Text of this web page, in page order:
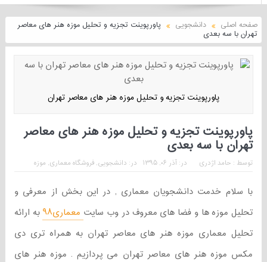
صفحه اصلی دانشجویی پاورپوینت تجزیه و تحلیل موزه هنر های معاصر
تهران با سه بعدی
پاورپوینت تجزیه و تحلیل موزه هنر های معاصر تهران
پاورپوینت تجزیه و تحلیل موزه هنر های معاصر
تهران با سه بعدی
توسط : حامد اژدری در: آذر ۰۶, ۱۳۹۵ در: دانشجویی, فروشگاه معماری, موزه
با سلام خدمت دانشجویان معماری , در این بخش از معرفی و
تحلیل موزه ها و فضا های معروف در وب سایت معماری۹۸
به ارائه
تحلیل معماری موزه هنر های معاصر تهران به همراه تری دی
مکس موزه هنر های معاصر تهران می پردازیم . موزه هنر های